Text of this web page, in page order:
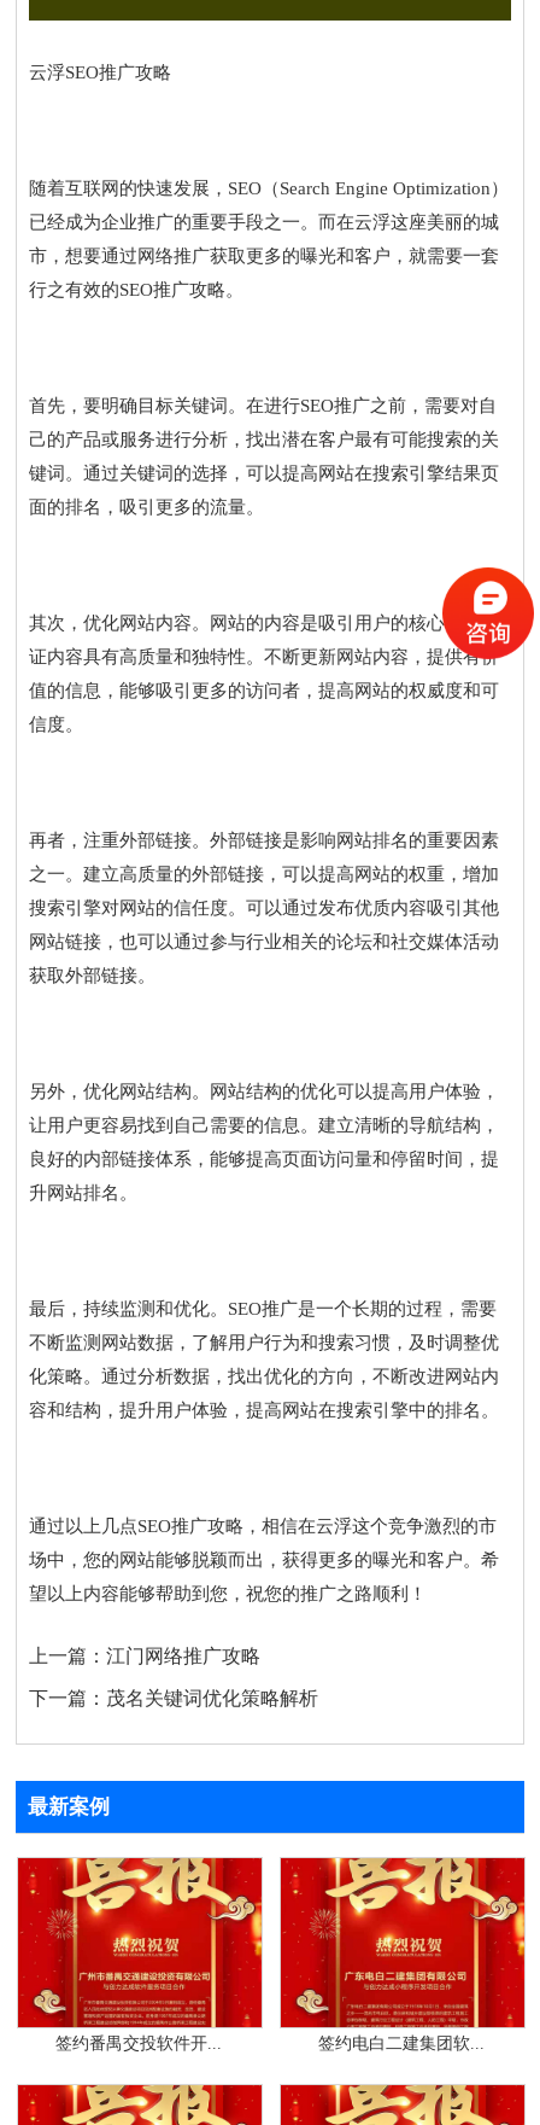
云浮SEO推广攻略
随着互联网的快速发展，SEO（Search Engine Optimization）
已经成为企业推广的重要手段之一。而在云浮这座美丽的城
市，想要通过网络推广获取更多的曝光和客户，就需要一套
行之有效的SEO推广攻略。
首先，要明确目标关键词。在进行SEO推广之前，需要对自
己的产品或服务进行分析，找出潜在客户最有可能搜索的关
键词。通过关键词的选择，可以提高网站在搜索引擎结果页
面的排名，吸引更多的流量。
其次，优化网站内容。网站的内容是吸引用户的核心，要保
证内容具有高质量和独特性。不断更新网站内容，提供有价
值的信息，能够吸引更多的访问者，提高网站的权威度和可
信度。
再者，注重外部链接。外部链接是影响网站排名的重要因素
之一。建立高质量的外部链接，可以提高网站的权重，增加
搜索引擎对网站的信任度。可以通过发布优质内容吸引其他
网站链接，也可以通过参与行业相关的论坛和社交媒体活动
获取外部链接。
另外，优化网站结构。网站结构的优化可以提高用户体验，
让用户更容易找到自己需要的信息。建立清晰的导航结构，
良好的内部链接体系，能够提高页面访问量和停留时间，提
升网站排名。
最后，持续监测和优化。SEO推广是一个长期的过程，需要
不断监测网站数据，了解用户行为和搜索习惯，及时调整优
化策略。通过分析数据，找出优化的方向，不断改进网站内
容和结构，提升用户体验，提高网站在搜索引擎中的排名。
通过以上几点SEO推广攻略，相信在云浮这个竞争激烈的市
场中，您的网站能够脱颖而出，获得更多的曝光和客户。希
望以上内容能够帮助到您，祝您的推广之路顺利！
上一篇：江门网络推广攻略
下一篇： 茂名关键词优化策略解析
最新案例
签约番禺交投软件开... 签约电白二建集团软...